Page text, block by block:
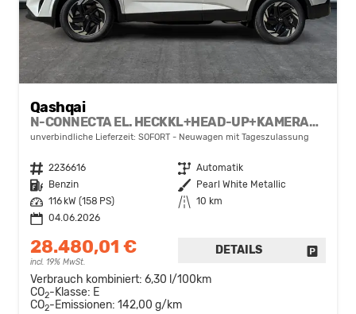
Qashqai
N-CONNECTA EL. HECKKL+HEAD-UP+KAMERA+ACC+PDC+SHZ+LED
unverbindliche Lieferzeit: SOFORT Neuwagen mit Tageszulassung
Fahrzeugnr. 2236616 Getriebe Automatik
Kraftstoff
Benzin Außenfarbe
Pearl White Metallic
Leistung
116 kW (158 PS) Kilometerstand
10 km
04.06.2026
28.480,01 €
incl. 19% MwSt.
DETAILS
Verbrauch kombiniert: 6,30 l/100km
CO2-Klasse: E
CO2-Emissionen: 142,00 g/km